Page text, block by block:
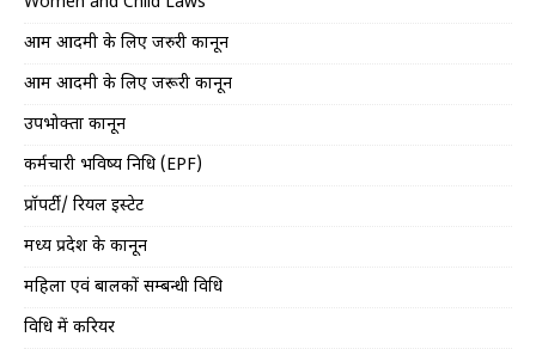
आम आदमी के लिए जरुरी कानून
आम आदमी के लिए जरूरी कानून
उपभोक्ता कानून
कर्मचारी भविष्य निधि (EPF)
प्रॉपर्टी/ रियल इस्टेट
मध्य प्रदेश के कानून
महिला एवं बालकों सम्बन्धी विधि
विधि में करियर